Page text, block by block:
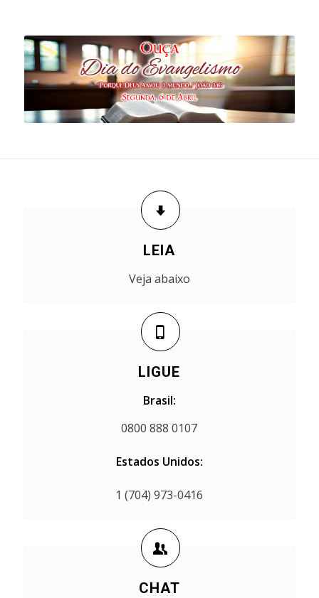
LEIA
Veja abaixo
LIGUE
Brasil:
0800 888 0107
Estados Unidos:
1 (704) 973-0416
CHAT